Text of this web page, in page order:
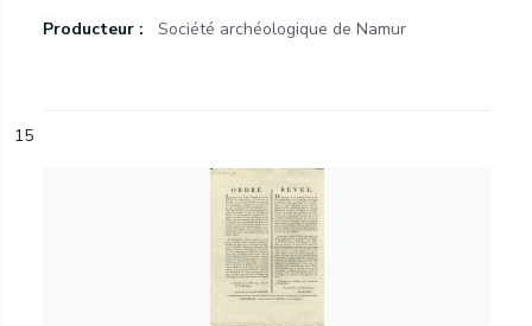
Producteur : Société archéologique de Namur
15